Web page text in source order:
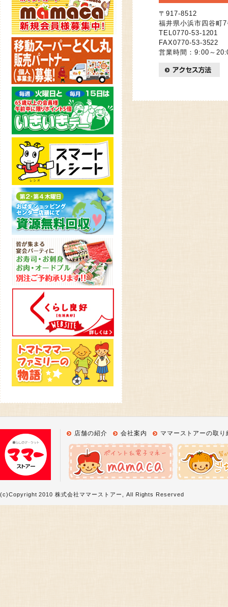
〒917-8512
福井県小浜市四谷町
TEL0770-53-1201
FAX0770-53-3522
営業時間：9:00～
店舗の紹介 会社案内 ママーストアーの取り
(c)Copyright 2010 株式会社ママーストアー, All Rights Reserved